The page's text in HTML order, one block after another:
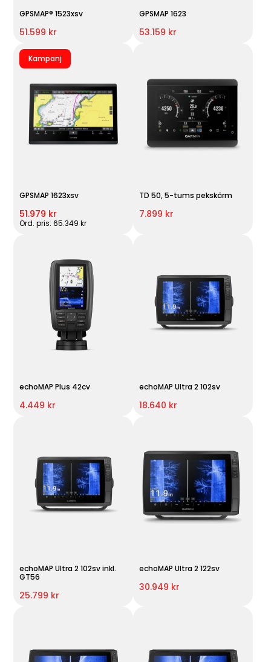
GPSMAP® 1523xsv
51.599 kr
GPSMAP 1623
53.159 kr
Kampanj
GPSMAP 1623xsv
51.979 kr
Ord. pris: 65.349 kr
TD 50, 5-tums pekskärm
7.899 kr
echoMAP Plus 42cv
4.449 kr
echoMAP Ultra 2 102sv
18.640 kr
echoMAP Ultra 2 102sv inkl.
GT56
25.799 kr
echoMAP Ultra 2 122sv
30.949 kr